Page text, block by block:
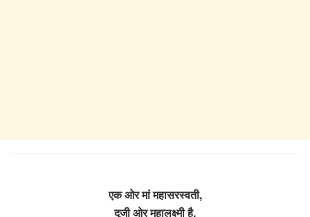
एक ओर मां महासरस्वती,
दूजी ओर महालक्ष्मी है,